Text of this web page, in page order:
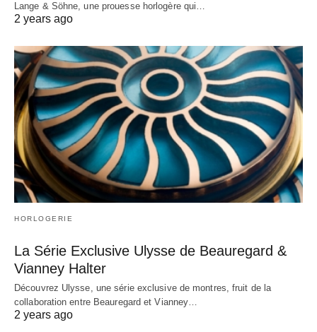
Lange & Söhne, une prouesse horlogère qui…
2 years ago
HORLOGERIE
La Série Exclusive Ulysse de Beauregard &
Vianney Halter
Découvrez Ulysse, une série exclusive de montres, fruit de la
collaboration entre Beauregard et Vianney…
2 years ago